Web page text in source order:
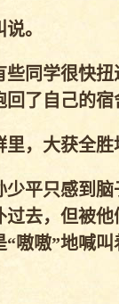
。
些同学很快
了自己的宿
，大获全
平只感到
去，但被
嗷嗷”地喊